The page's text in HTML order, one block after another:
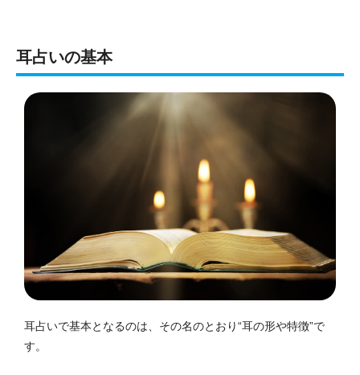
耳占いの基本
耳占いで基本となるのは、その名のとおり“耳の形や特徴”で
す。